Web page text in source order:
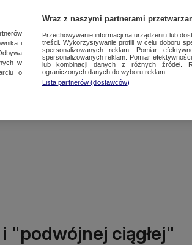
"podwójnej ciągłej"
i
w
o
Wraz z naszymi partnerami
Przechowywanie informacji na urządzeniu lub
treści. Wykorzystywanie profili w celu doboru
spersonalizowanych reklam. Pomiar
spersonalizowanych reklam. Pomiar
lub kombinacji danych z różnych źródeł.
ograniczonych danych do wyboru reklam.
Lista partnerów (dostawców)